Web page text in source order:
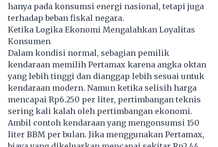
hanya pada konsumsi energi nasional, tetapi juga
terhadap beban fiskal negara.
Ketika Logika Ekonomi Mengalahkan Loyalitas
Konsumen
Dalam kondisi normal, sebagian pemilik
kendaraan memilih Pertamax karena angka oktan
yang lebih tinggi dan dianggap lebih sesuai untuk
kendaraan modern. Namun ketika selisih harga
mencapai Rp6.250 per liter, pertimbangan teknis
sering kali kalah oleh pertimbangan ekonomi.
Ambil contoh kendaraan yang mengonsumsi 150
liter BBM per bulan. Jika menggunakan Pertamax,